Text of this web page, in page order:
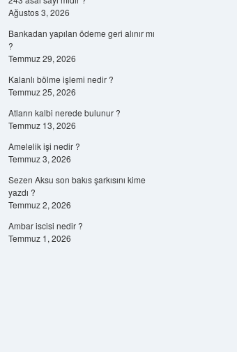
Ağustos 3, 2026
Bankadan yapılan ödeme geri alınır mı
?
Temmuz 29, 2026
Kalanlı bölme işlemi nedir ?
Temmuz 25, 2026
Atların kalbi nerede bulunur ?
Temmuz 13, 2026
Amelelik işi nedir ?
Temmuz 3, 2026
Sezen Aksu son bakıs şarkısını kime
yazdı ?
Temmuz 2, 2026
Ambar iscisi nedir ?
Temmuz 1, 2026